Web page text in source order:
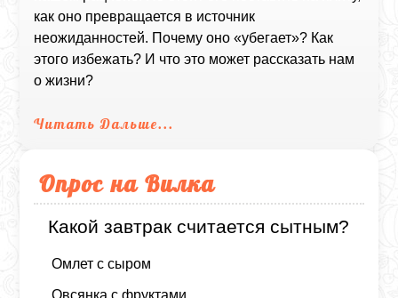
как оно превращается в источник
неожиданностей. Почему оно «убегает»? Как
этого избежать? И что это может рассказать нам
о жизни?
Читать Дальше...
Опрос на Вилка
Какой завтрак считается сытным?
Омлет с сыром